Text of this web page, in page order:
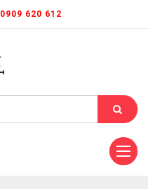
0909 620 612